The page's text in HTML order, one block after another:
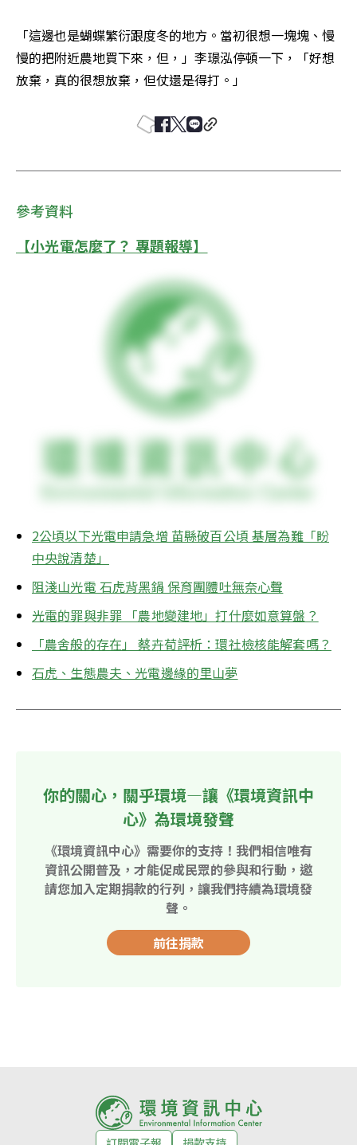
「這邊也是蝴蝶繁衍跟度冬的地方。當初很想一塊塊、慢
慢的把附近農地買下來，但，」李璟泓停頓一下，「好想
放棄，真的很想放棄，但仗還是得打。」
參考資料
【小光電怎麼了？ 專題報導】
2公頃以下光電申請急增 苗縣破百公頃 基層為難「盼
中央說清楚」
阻淺山光電 石虎背黑鍋 保育團體吐無奈心聲
光電的罪與非罪 「農地變建地」打什麼如意算盤？
「農舍般的存在」 蔡卉荀評析：環社檢核能解套嗎？
石虎、生態農夫、光電邊緣的里山夢
你的關心，關乎環境—讓《環境資訊中
心》為環境發聲
《環境資訊中心》需要你的支持！我們相信唯有
資訊公開普及，才能促成民眾的參與和行動，邀
請您加入定期捐款的行列，讓我們持續為環境發
聲。
前往捐款